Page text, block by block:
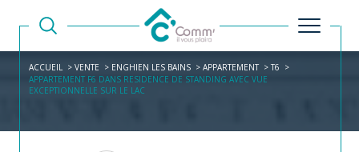
ACCUEIL VENTE ENGHIEN LES BAINS APPARTEMENT
T6
APPARTEMENT F6 DANS RESIDENCE DE STANDING AVEC VUE
EXCEPTIONNELLE SUR LE LAC